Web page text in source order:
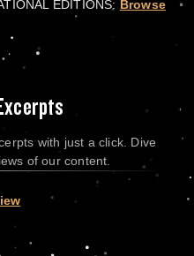
EDITIONS: Browse
with just a click. Dive
of our content.